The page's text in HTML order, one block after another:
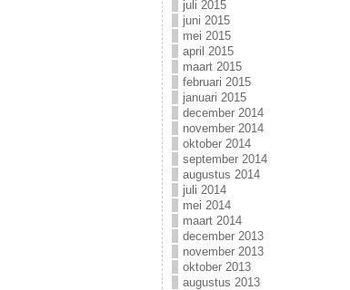
juli 2015
juni 2015
mei 2015
april 2015
maart 2015
februari 2015
januari 2015
december 2014
november 2014
oktober 2014
september 2014
augustus 2014
juli 2014
mei 2014
maart 2014
december 2013
november 2013
oktober 2013
augustus 2013